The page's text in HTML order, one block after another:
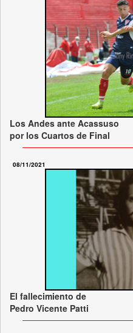
Los Andes ante Acassuso
por los Cuartos de Final
08/11/2021
El fallecimiento de
Pedro Vicente Patti